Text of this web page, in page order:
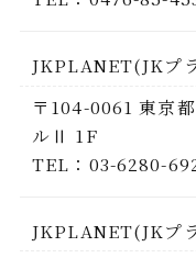
JKPLANET(JKプ
〒104-0061 東京
ルⅡ 1F
TEL：03-6280-
JKPLANET(JKプ